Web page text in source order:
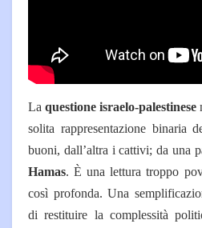
La questione israelo-palestinese
solita rappresentazione binaria
buoni, dall’altra i cattivi; da una
Hamas. È una lettura troppo
così profonda. Una
di restituire la complessità